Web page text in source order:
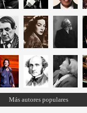
Más autores populares